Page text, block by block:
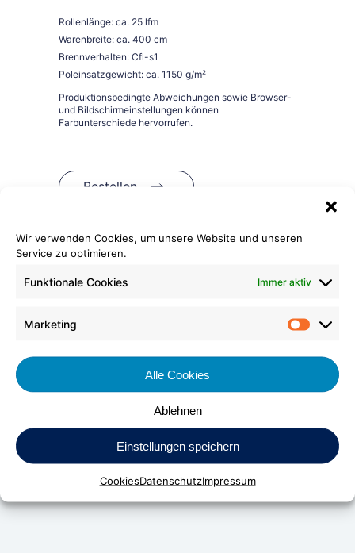
Wir verwenden Cookies, um unsere Website und unseren
Service zu optimieren.
Funktionale Cookies Immer aktiv
Marketing
Alle Cookies
Ablehnen
Einstellungen speichern
CookiesDatenschutzImpressum
Rollenlänge: ca. 25 lfm
Warenbreite: ca. 400 cm
Brennverhalten: Cfl-s1
Poleinsatzgewicht: ca. 1150 g/m²
Bestellen
D-70736 Fellbach